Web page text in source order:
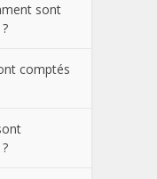
sont
comptés